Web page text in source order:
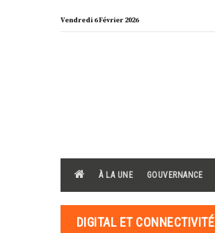
Vendredi 6 Février 2026
À LA UNE GOUVERNANCE
DIGITAL ET CONNECTIVITÉ